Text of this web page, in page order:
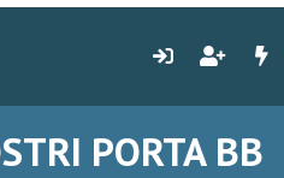
PORTA BB